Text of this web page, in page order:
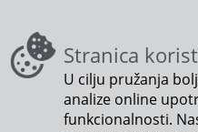
Stranica
U cilju pružanja
analize online
funkcionalnosti.